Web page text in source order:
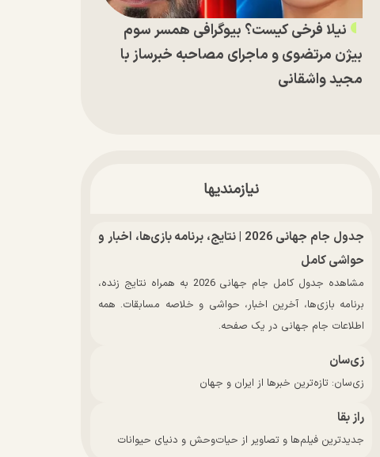
نیلا فرخی کیست؟ بیوگرافی همسر سوم
بیژن مرتضوی و ماجرای مصاحبه خبرساز با
مجید واشقانی
نیازمندیها
جدول جام جهانی 2026 | نتایج، برنامه بازی‌ها، اخبار و
حواشی کامل
مشاهده جدول کامل جام جهانی 2026 به همراه نتایج زنده،
برنامه بازی‌ها، آخرین اخبار، حواشی و خلاصه مسابقات. همه
اطلاعات جام جهانی در یک صفحه.
زی‌سان
زی‌سان: تازه‌ترین خبرها از ایران و جهان
راز بقا
جدیدترین فیلم‌ها و تصاویر از حیات‌وحش و دنیای حیوانات